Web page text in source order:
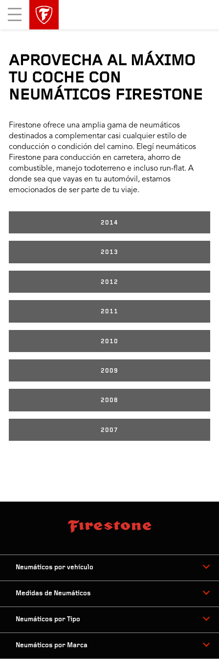
Mobile
Menu
APROVECHA AL MÁXIMO
TU COCHE CON
NEUMÁTICOS FIRESTONE
Firestone ofrece una amplia gama de neumáticos
destinados a complementar casi cualquier estilo de
conducción o condición del camino. Elegí neumáticos
Firestone para conducción en carretera, ahorro de
combustible, manejo todoterreno e incluso run-flat. A
donde sea que vayas en tu automóvil, estamos
emocionados de ser parte de tu viaje.
2014
2013
2012
2011
2010
2009
2008
2007
Neumáticos por vehículo
Medidas de Neumáticos
Neumáticos por Tipo
Neumáticos por Marca